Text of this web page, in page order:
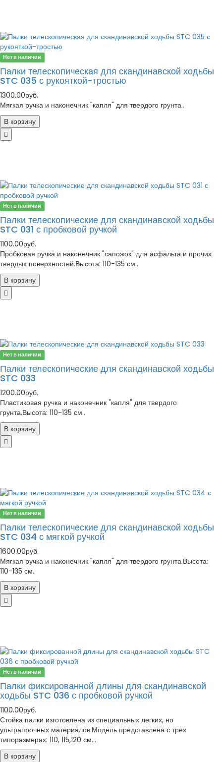
Нет в наличии
Палки телескопическая для скандинавской ходьбы
STC 035 с рукояткой-тростью
1300.00руб.
Мягкая ручка и наконечник "капля" для твердого грунта..
В корзину
Нет в наличии
Палки телескопические для скандинавской ходьбы
STC 031 с пробковой ручкой
1100.00руб.
Пробковая ручка и наконечник "сапожок" для асфальта и прочих
твердых поверхностей.Высота: 110-135 см..
В корзину
Нет в наличии
Палки телескопические для скандинавской ходьбы
STC 033
1200.00руб.
Пластиковая ручка и наконечник "капля" для твердого
грунта.Высота: 110-135 см..
В корзину
Нет в наличии
Палки телескопические для скандинавской ходьбы
STC 034 с мягкой ручкой
1600.00руб.
Мягкая ручка и наконечник "капля" для твердого грунта.Высота:
110-135 см..
В корзину
Нет в наличии
Палки фиксированной длины для скандинавской
ходьбы STC 036 с пробковой ручкой
1100.00руб.
Стойка палки изготовлена из специальных легких, но
ультрапрочных материалов.Модель представлена с трех
типоразмерах: 110, 115,120 см...
В корзину